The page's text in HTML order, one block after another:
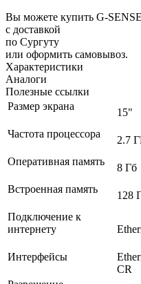
Вы можете купить G-
с доставкой
по Сургуту
или оформить самовывоз.
Характеристики
Аналоги
Полезные ссылки
Размер экрана
15"
Частота процессора
2.7
Оперативная память
8 Гб
Встроенная память
128
Подключение к
интернету
Интерфейсы
CR